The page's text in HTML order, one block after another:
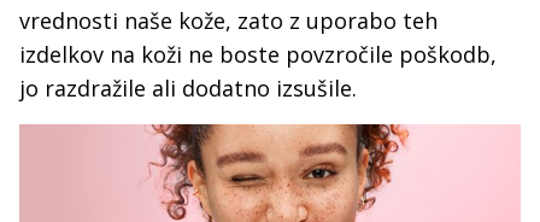
vrednosti naše kože, zato z uporabo teh
izdelkov na koži ne boste povzročile poškodb,
jo razdražile ali dodatno izsušile.